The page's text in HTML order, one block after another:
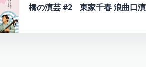
橋の演芸 #2 東家千春 浪曲口演